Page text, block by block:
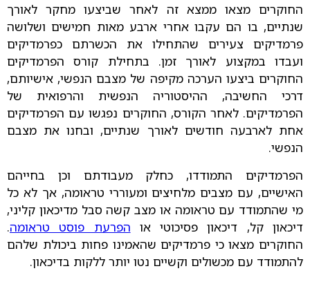
החוקרים מצאו ממצא זה לאחר שביצעו מחקר לאורך
שנתיים, בו הם עקבו אחרי ארבע מאות חמישים ושלושה
פרמדיקים צעירים שהתחילו את הכשרתם כפרמדיקים
ועבדו במקצוע לאורך זמן. בתחילת קורס הפרמדיקים
החוקרים ביצעו הערכה מקיפה של מצבם הנפשי, אישיותם,
דרכי החשיבה, ההיסטוריה הנפשית והרפואית של
הפרמדיקים. לאחר הקורס, החוקרים נפגשו עם הפרמדיקים
אחת לארבעה חודשים לאורך שנתיים, ובחנו את מצבם
הנפשי.
הפרמדיקים התמודדו, כחלק מעבודתם וכן בחייהם
האישיים, עם מצבים מלחיצים ומעוררי טראומה, אך לא כל
מי שהתמודד עם טראומה או מצב קשה סבל מדיכאון קליני,
דיכאון קל, דיכאון פסיכוטי או הפרעת פוסט טראומה.
החוקרים מצאו כי פרמדיקים שהאמינו פחות ביכולת שלהם
להתמודד עם מכשולים וקשיים נטו יותר ללקות בדיכאון.